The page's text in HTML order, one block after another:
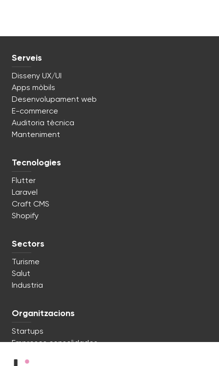
Serveis
Disseny UX/UI
Apps mòbils
Desenvolupament web
E-commerce
Auditoria tècnica
Manteniment
Tecnologies
Flutter
Laravel
Craft CMS
Shopify
Sectors
Turisme
Salut
Industria
Organitzacions
Startups
Empreses consolidades